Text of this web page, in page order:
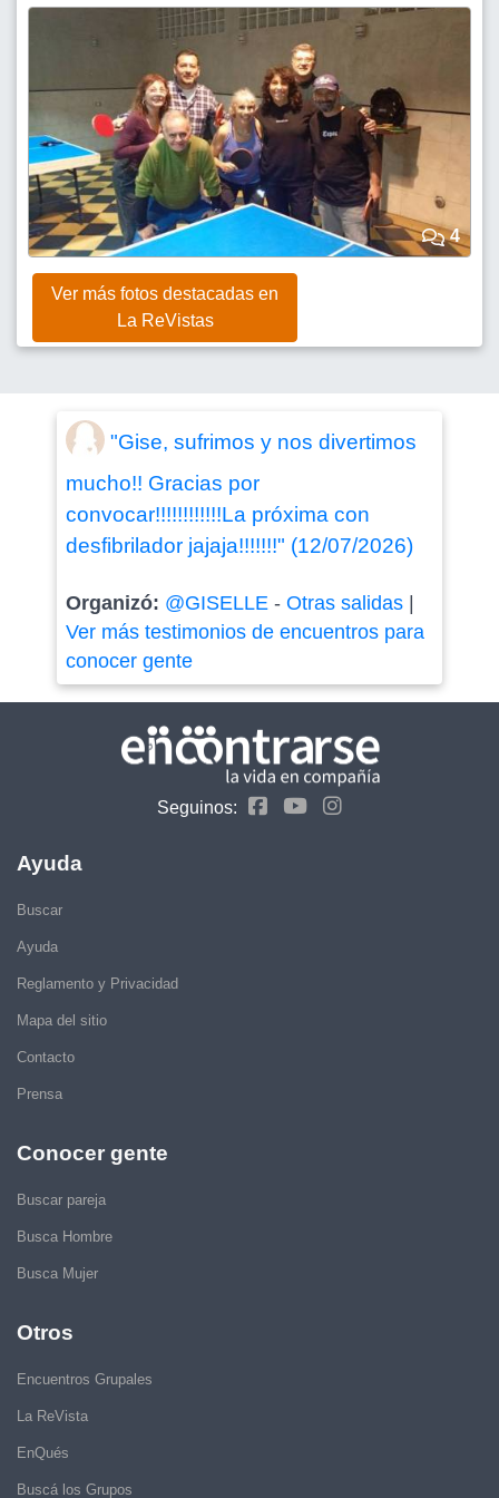
4
Ver más fotos destacadas en
La ReVistas
"Gise, sufrimos y nos divertimos
mucho!! Gracias por
convocar!!!!!!!!!!!!La próxima con
desfibrilador jajaja!!!!!!!" (12/07/2026)
Organizó: @GISELLE - Otras salidas|
Ver más testimonios de encuentros para
conocer gente
Seguinos:
Ayuda
Buscar
Ayuda
Reglamento y Privacidad
Mapa del sitio
Contacto
Prensa
Conocer gente
Buscar pareja
Busca Hombre
Busca Mujer
Otros
Encuentros Grupales
La ReVista
EnQués
Buscá los Grupos